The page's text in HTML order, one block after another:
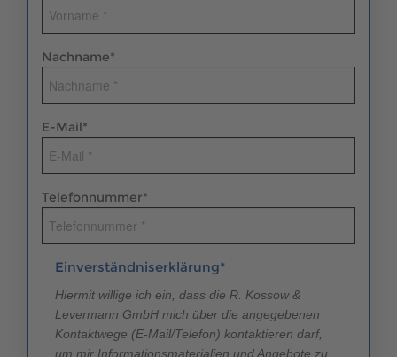
Nachname*
E-Mail*
Telefonnummer*
Einverständniserklärung*
Hiermit willige ich ein, dass die R. Kossow &
Levermann GmbH mich über die angegebenen
Kontaktwege (E-Mail/Telefon) kontaktieren darf,
um mir Informationsmaterialien und Angebote zu